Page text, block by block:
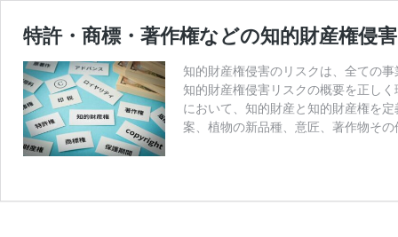
特許・商標・著作権などの知的財産権侵
知的財産権侵害のリスクは、全ての
知的財産権侵害リスクの概要を正し
において、知的財産と知的財産権を
案、植物の新品種、意匠、著作物そ